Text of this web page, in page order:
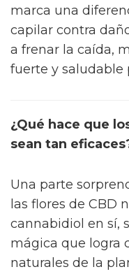
marca una
capilar contra
a frenar la caída,
fuerte y saludable
¿Qué hace que
sean tan
Una parte
las flores de CBD
cannabidiol en sí,
mágica que logra
naturales de la